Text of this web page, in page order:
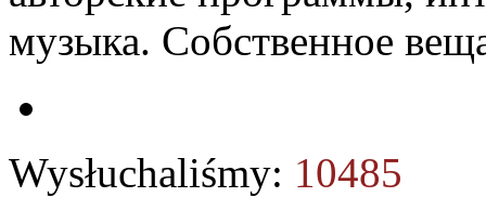
музыка. Собственное
Wysłuchaliśmy: 10485